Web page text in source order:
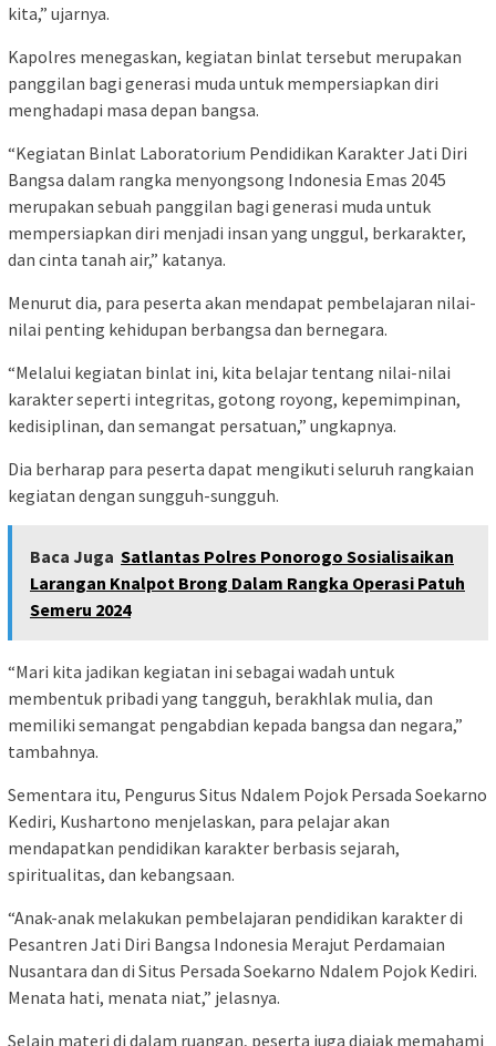
kita,” ujarnya.
Kapolres menegaskan, kegiatan binlat tersebut merupakan
panggilan bagi generasi muda untuk mempersiapkan diri
menghadapi masa depan bangsa.
“Kegiatan Binlat Laboratorium Pendidikan Karakter Jati Diri
Bangsa dalam rangka menyongsong Indonesia Emas 2045
merupakan sebuah panggilan bagi generasi muda untuk
mempersiapkan diri menjadi insan yang unggul, berkarakter,
dan cinta tanah air,” katanya.
Menurut dia, para peserta akan mendapat pembelajaran nilai-
nilai penting kehidupan berbangsa dan bernegara.
“Melalui kegiatan binlat ini, kita belajar tentang nilai-nilai
karakter seperti integritas, gotong royong, kepemimpinan,
kedisiplinan, dan semangat persatuan,” ungkapnya.
Dia berharap para peserta dapat mengikuti seluruh rangkaian
kegiatan dengan sungguh-sungguh.
Baca Juga Satlantas Polres Ponorogo Sosialisaikan
Larangan Knalpot Brong Dalam Rangka Operasi Patuh
Semeru 2024
“Mari kita jadikan kegiatan ini sebagai wadah untuk
membentuk pribadi yang tangguh, berakhlak mulia, dan
memiliki semangat pengabdian kepada bangsa dan negara,”
tambahnya.
Sementara itu, Pengurus Situs Ndalem Pojok Persada Soekarno
Kediri, Kushartono menjelaskan, para pelajar akan
mendapatkan pendidikan karakter berbasis sejarah,
spiritualitas, dan kebangsaan.
“Anak-anak melakukan pembelajaran pendidikan karakter di
Pesantren Jati Diri Bangsa Indonesia Merajut Perdamaian
Nusantara dan di Situs Persada Soekarno Ndalem Pojok Kediri.
Menata hati, menata niat,” jelasnya.
Selain materi di dalam ruangan, peserta juga diajak memahami